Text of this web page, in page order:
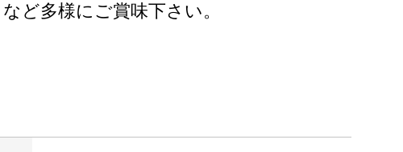
ど多様にご賞味下さい。